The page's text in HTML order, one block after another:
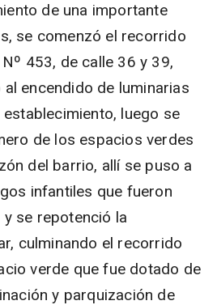
de una importante
se comenzó el recorrido
453, de calle 36 y 39,
encendido de luminarias
luego se
de los espacios verdes
del barrio, allí se puso a
infantiles que fueron
se repotenció la
culminando el recorrido
verde que fue dotado de
y parquización de